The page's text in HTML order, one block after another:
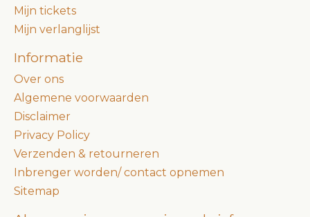
Mijn tickets
Mijn verlanglijst
Informatie
Over ons
Algemene voorwaarden
Disclaimer
Privacy Policy
Verzenden & retourneren
Inbrenger worden/ contact opnemen
Sitemap